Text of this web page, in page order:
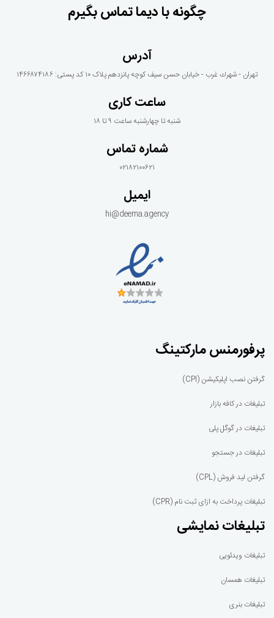
چگونه با دیما تماس بگیرم
آدرس
تهران - شهرك غرب - خيابان حسن سيف كوچه پانزدهم پلاک ١٠ کد پستی: ۱۴۶۶۸۷۴۱۸۶
ساعت کاری
شنبه تا چهارشنبه ساعت ۹ تا ۱۸
شماره تماس
۰۲۱۸۲۱۰۰۶۲۱
ایمیل
hi@deema.agency
پرفورمنس مارکتینگ
گرفتن نصب اپلیکیشن (CPI)
تبلیغات در کافه بازار
تبلیغات در گوگل پلی
تبلیغات در جستجو
گرفتن لید فروش (CPL)
تبلیغات پرداخت به ازای ثبت نام (CPR)
تبلیغات نمایشی
تبلیغات ویدئویی
تبلیغات همسان
تبلیغات بنری